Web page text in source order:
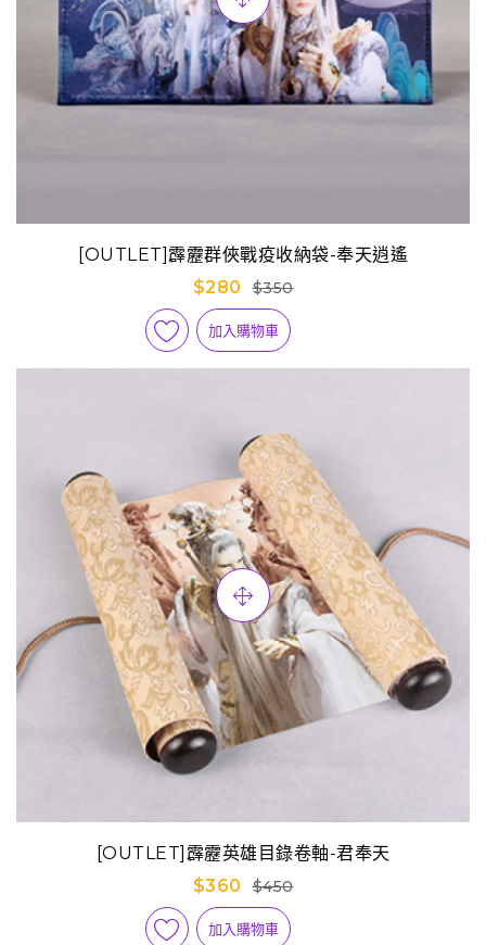
[OUTLET]霹靂群俠戰疫收納袋-奉天逍遙
$280
$350
加入購物車
[OUTLET]霹靂英雄目錄卷軸-君奉天
$360
$450
加入購物車